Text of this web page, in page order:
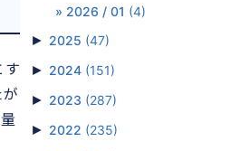
す
2026 / 01 (4)
► 2025 (47)
► 2024 (151)
► 2023 (287)
► 2022 (235)